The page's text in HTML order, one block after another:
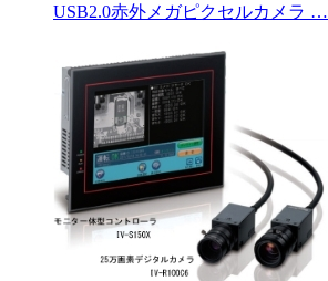
USB2.0赤外メガピクセルカメラ …